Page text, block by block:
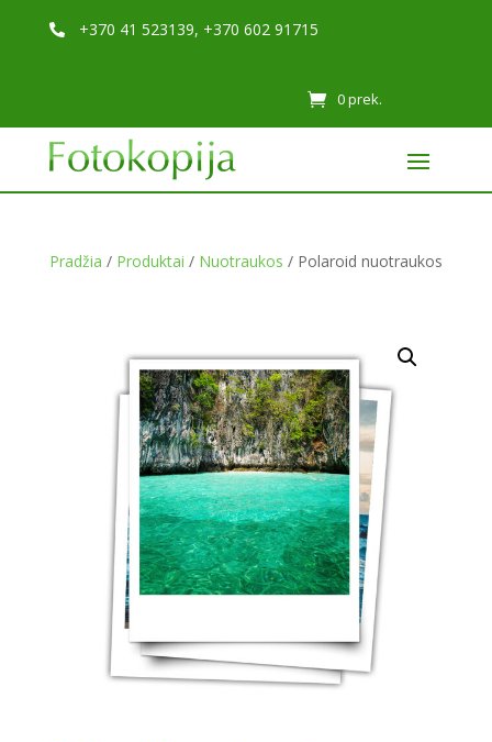
 +370 41 523139, +370 602 91715
0 prek.
Pradžia / Produktai / Nuotraukos / Polaroid nuotraukos